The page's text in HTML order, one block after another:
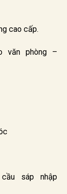
cao cấp.
văn phòng –
sáp nhập